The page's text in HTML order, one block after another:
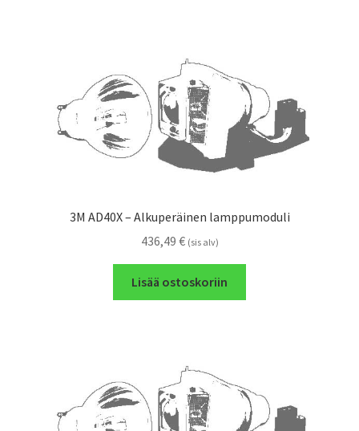
3M AD40X – Alkuperäinen lamppumoduli
436,49 € (sis alv)
Lisää ostoskoriin